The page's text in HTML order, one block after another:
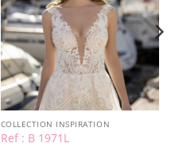
COLLECTION INSPIRATION
Ref : B 1971L